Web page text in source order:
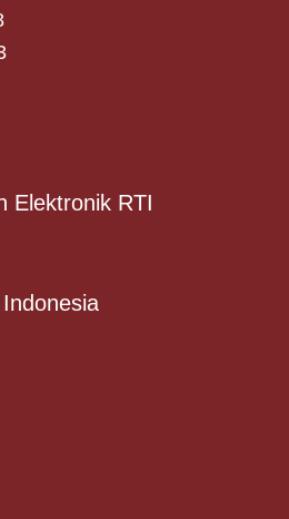
Elektronik RTI